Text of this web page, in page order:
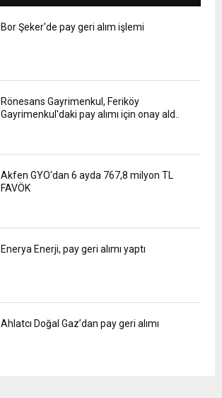
Bor Şeker'de pay geri alım işlemi
Rönesans Gayrimenkul, Feriköy
Gayrimenkul'daki pay alımı için onay ald..
Akfen GYO'dan 6 ayda 767,8 milyon TL
FAVÖK
Enerya Enerji, pay geri alımı yaptı
Ahlatcı Doğal Gaz’dan pay geri alımı